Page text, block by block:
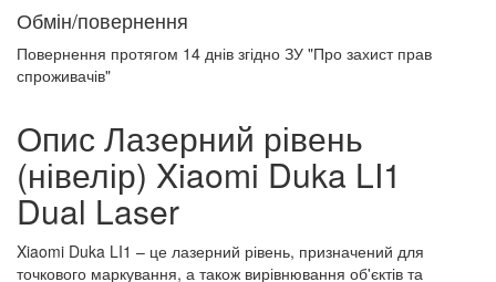
Обмін/повернення
Повернення протягом 14 днів згідно ЗУ "Про захист прав
спроживачів"
Опис Лазерний рівень
(нівелір) Xiaomi Duka LI1
Dual Laser
Xiaomi Duka LI1 – це лазерний рівень, призначений для
точкового маркування, а також вирівнювання об'єктів та